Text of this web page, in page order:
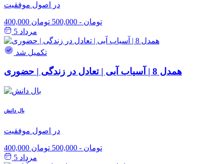
در اصول موفقیت
400,000 تومان - 500,000 تومان
مرداد 5
تکمیل شد
همدل 8 | آسیاب آبی | تعادل در زندگی | حضوری
بال دانش
در اصول موفقیت
400,000 تومان - 500,000 تومان
مرداد 5